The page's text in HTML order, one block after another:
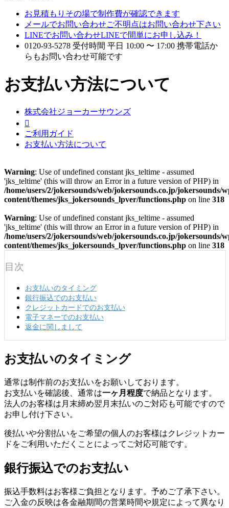
お見積もり その場で制作費が確認できます
メールでお問い合わせご不明点はお問い合わせ下さい
LINEでお問い合わせLINEで間単にお申し込み！
0120-93-5278 受付時間 平日 10:00 〜 17:00 携帯電話か
らもお問い合わせ可能です
お支払い方法について
株式会社ジョーカーサウンズ

ご利用ガイド
お支払い方法について
Warning: Use of undefined constant jks_teltime - assumed
'jks_teltime' (this will throw an Error in a future version of PHP) in
/home/users/2/jokersounds/web/jokersounds.co.jp/jokersounds/
content/themes/jks_jokersounds_lpver/functions.php on line 318
Warning: Use of undefined constant jks_teltime - assumed
'jks_teltime' (this will throw an Error in a future version of PHP) in
/home/users/2/jokersounds/web/jokersounds.co.jp/jokersounds/
content/themes/jks_jokersounds_lpver/functions.php on line 318
目次
お支払いのタイミング
銀行振込でのお支払い
クレジットカードでのお支払い
電子マネーでのお支払い
返金に関しまして
お支払いのタイミング
通常は制作前のお支払いをお願いしております。
お支払いを確認後、通常は一ヶ月程度で納品となります。
法人のお客様は月末締め翌月末払いのご対応も可能ですので
お申し付け下さい。
後払いや分割払いをご希望の個人のお客様はクレジットカー
ドをご利用いただくことによってご対応可能です。
銀行振込でのお支払い
振込手数料はお客様ご負担となります。予めご了承下さい。
ご入金の反映は各金融期間の営業時間や規定によって異なり